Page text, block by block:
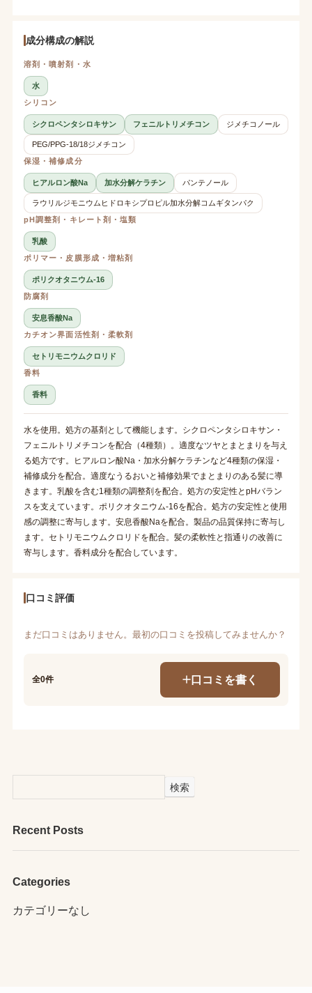
成分構成の解説
溶剤・噴射剤・水
水
シリコン
シクロペンタシロキサン フェニルトリメチコン ジメチコノール
PEG/PPG-18/18ジメチコン
保湿・補修成分
ヒアルロン酸Na 加水分解ケラチン パンテノール
ラウリルジモニウムヒドロキシプロピル加水分解コムギタンパク
pH調整剤・キレート剤・塩類
乳酸
ポリマー・皮膜形成・増粘剤
ポリクオタニウム-16
防腐剤
安息香酸Na
カチオン界面活性剤・柔軟剤
セトリモニウムクロリド
香料
香料
水を使用。処方の基剤として機能します。シクロペンタシロキサン・
フェニルトリメチコンを配合（4種類）。適度なツヤとまとまりを与え
る処方です。ヒアルロン酸Na・加水分解ケラチンなど4種類の保湿・
補修成分を配合。適度なうるおいと補修効果でまとまりのある髪に導
きます。乳酸を含む1種類の調整剤を配合。処方の安定性とpHバラン
スを支えています。ポリクオタニウム-16を配合。処方の安定性と使用
感の調整に寄与します。安息香酸Naを配合。製品の品質保持に寄与し
ます。セトリモニウムクロリドを配合。髪の柔軟性と指通りの改善に
寄与します。香料成分を配合しています。
口コミ評価
まだ口コミはありません。最初の口コミを投稿してみませんか？
全0件 口コミを書く
検索
Recent Posts
Categories
カテゴリーなし